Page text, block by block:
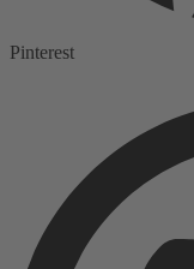
Pinterest